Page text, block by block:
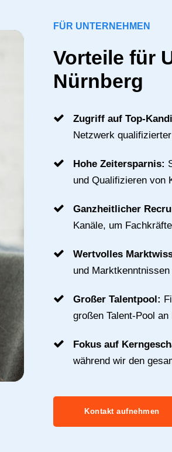
FÜR UNTERNEHMEN
Vorteile für
Nürnberg
Zugriff auf Top-
Netzwerk
Hohe Zeitersparnis:
und Qualifizieren von
Ganzheitlicher
Kanäle, um
Wertvolles
und
Großer Talentpool:
großen Talent-Pool an
Fokus auf
während wir den
Kontakt aufnehmen